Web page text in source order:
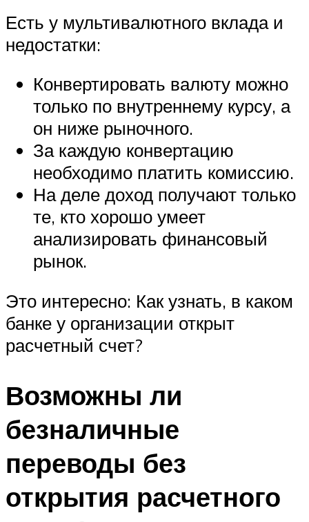
Есть у мультивалютного вклада и
недостатки:
Конвертировать валюту можно
только по внутреннему курсу, а
он ниже рыночного.
За каждую конвертацию
необходимо платить комиссию.
На деле доход получают только
те, кто хорошо умеет
анализировать финансовый
рынок.
Это интересно: Как узнать, в каком
банке у организации открыт
расчетный счет?
Возможны ли
безналичные
переводы без
открытия расчетного